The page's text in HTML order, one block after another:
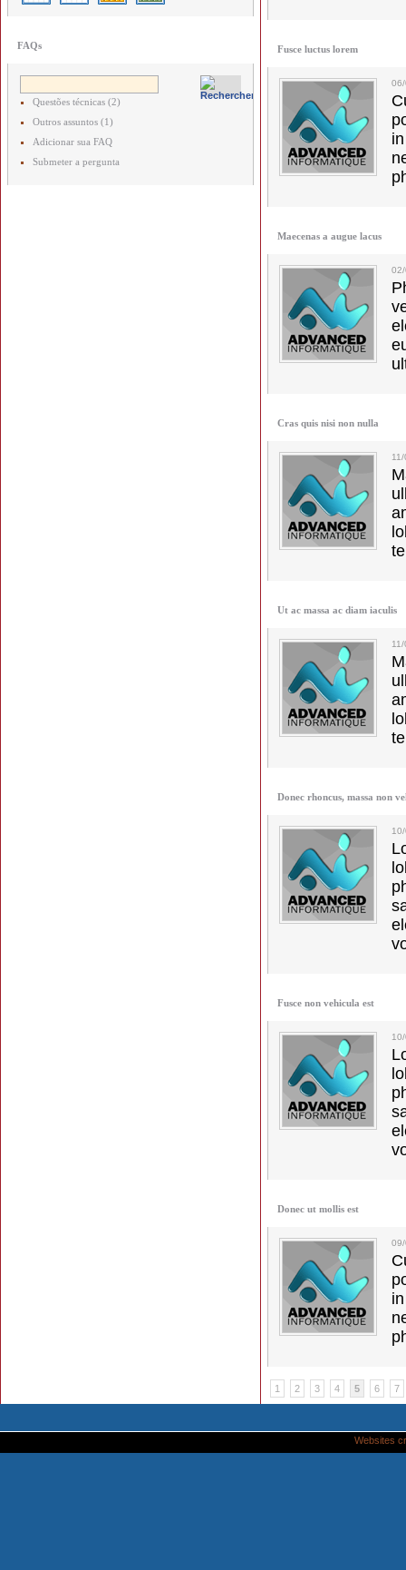
FAQs
Questões técnicas (2)
Outros assuntos (1)
Adicionar sua FAQ
Submeter a pergunta
Fusce luctus lorem
Maecenas a augue lacus
Cras quis nisi non nulla
Ut ac massa ac diam iaculis
Donec rhoncus, massa non
Fusce non vehicula est
Donec ut mollis est
1 2 3 4 5 6 7
Websites